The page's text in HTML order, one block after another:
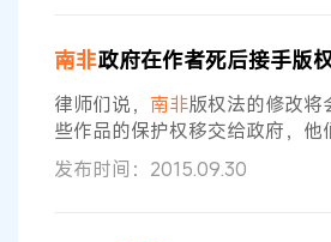
商标涉及轮胎和其他汽车零部件
Falck Trading的
南非政府在作者死后接手版
律师们说， 南非版权法的修改将
些作品的保护权移交给政府，他
担心。南非贸易工业部（DTI）
案，对该国的版权法做出了一些
案——《2015年版权法修正案
发布时间：2015.09.30